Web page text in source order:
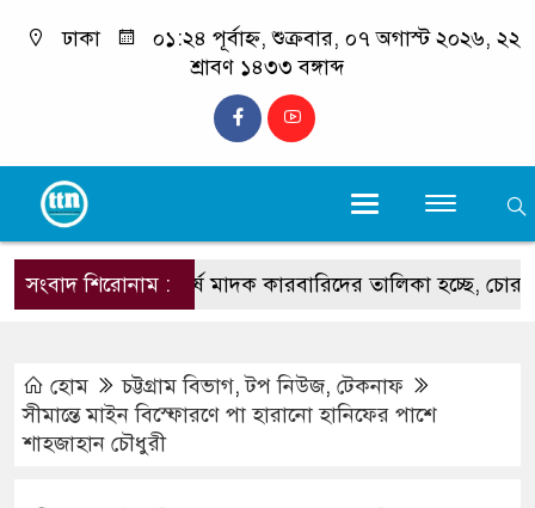
ঢাকা
০১:২৪ পূর্বাহ্ন, শুক্রবার, ০৭ অগাস্ট ২০২৬, ২২
শ্রাবণ ১৪৩৩ বঙ্গাব্দ
সংবাদ শিরোনাম :‘শীর্ষ মাদক কারবারিদের তালিকা হচ্ছে, চোরাচালানের
হোম চট্টগ্রাম বিভাগ,টপ নিউজ, টেকনাফ
সীমান্তে মাইন বিস্ফোরণে পা হারানো হানিফের পাশে
শাহজাহান চৌধুরী